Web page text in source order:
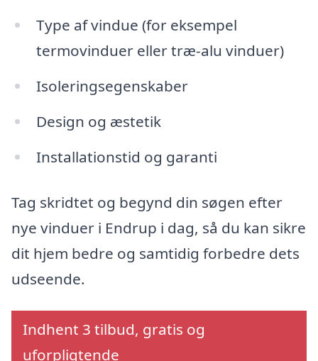
Type af vindue (for eksempel
termovinduer eller træ-alu vinduer)
Isoleringsegenskaber
Design og æstetik
Installationstid og garanti
Tag skridtet og begynd din søgen efter
nye vinduer i Endrup i dag, så du kan sikre
dit hjem bedre og samtidig forbedre dets
udseende.
Indhent 3 tilbud, gratis og
uforpligtende